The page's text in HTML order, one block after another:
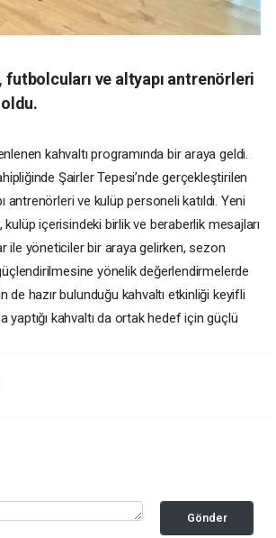
ve altyapı antrenörleri
kahvaltı programında bir araya geldi.
Şairler Tepesi’nde gerçekleştirilen
ve kulüp personeli katıldı. Yeni
içerisindeki birlik ve beraberlik mesajları
ile yöneticiler bir araya gelirken, sezon
yönelik değerlendirmelerde
hazır bulunduğu kahvaltı etkinliği keyifli
kahvaltı da ortak hedef için güçlü
Gönder